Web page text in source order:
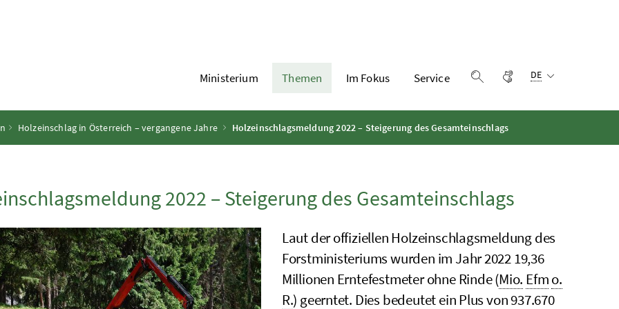
Ministerium Themen Im Fokus
Service
Gebärdensprache
DE
Holzeinschlag in Österreich – vergangene Jahre Holzeinschlagsmeldung 2022 – Steigerung des Gesamteinschlags
2022 – Steigerung des Gesamteinschlags
Laut der offiziellen Holzeinschlagsmeldung des
Forstministeriums wurden im Jahr 2022 19,36
Millionen Erntefestmeter ohne Rinde (Mio. Efmo.
R.) geerntet. Dies bedeutet ein Plus von 937.670